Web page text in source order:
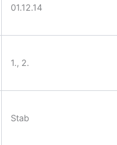
01.12.14
1., 2.
Stab